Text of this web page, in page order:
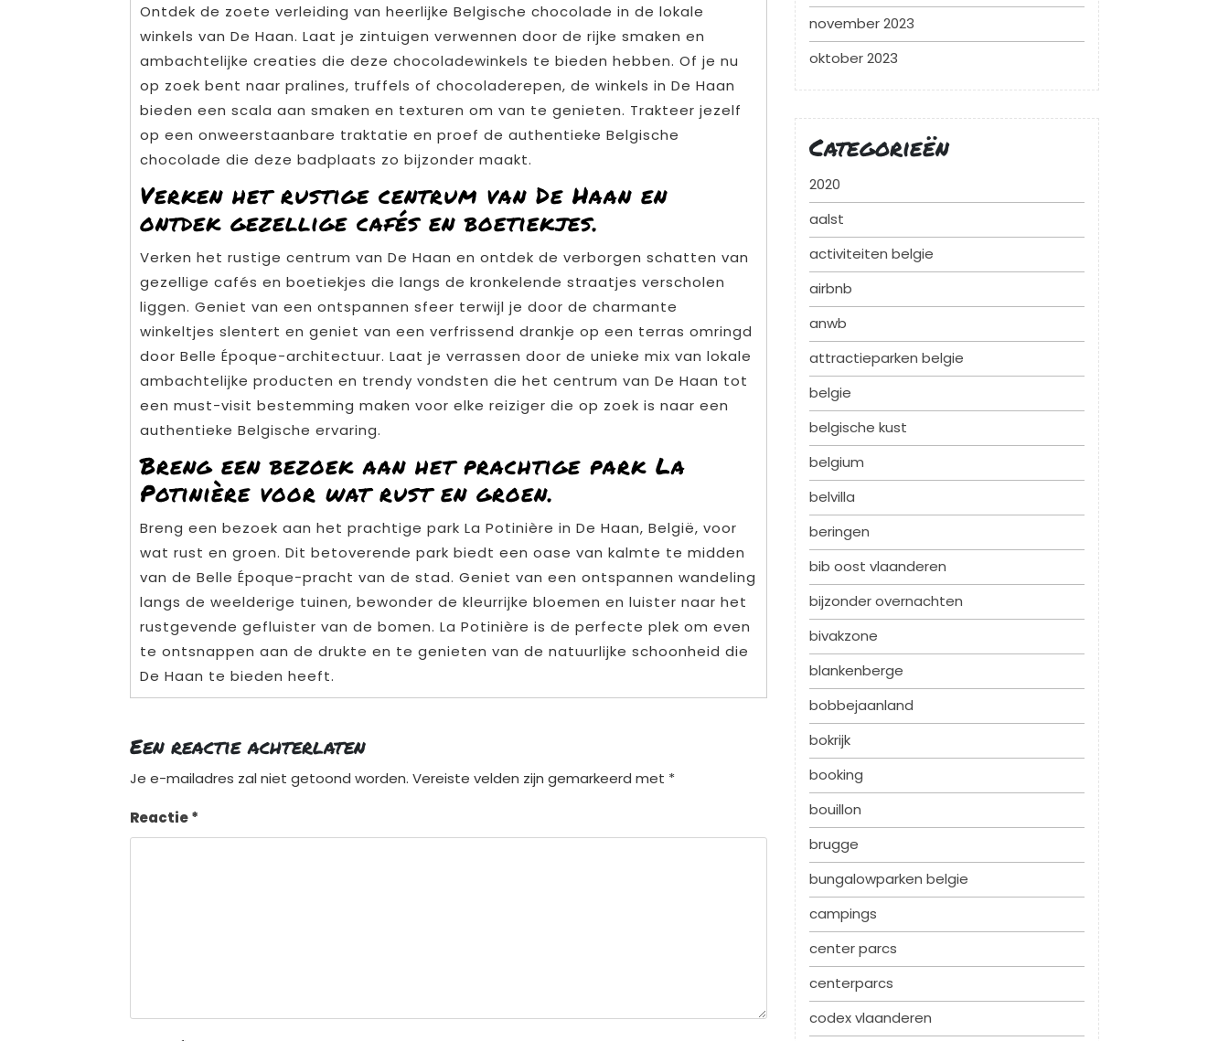
Ontdek de zoete verleiding van heerlijke Belgische chocolade in de lokale
winkels van De Haan. Laat je zintuigen verwennen door de rijke smaken en
ambachtelijke creaties die deze chocoladewinkels te bieden hebben. Of je nu
op zoek bent naar pralines, truffels of chocoladerepen, de winkels in De Haan
bieden een scala aan smaken en texturen om van te genieten. Trakteer jezelf
op een onweerstaanbare traktatie en proef de authentieke Belgische
chocolade die deze badplaats zo bijzonder maakt.
Verken het rustige centrum van De Haan en
ontdek gezellige cafés en boetiekjes.
Verken het rustige centrum van De Haan en ontdek de verborgen schatten van
gezellige cafés en boetiekjes die langs de kronkelende straatjes verscholen
liggen. Geniet van een ontspannen sfeer terwijl je door de charmante
winkeltjes slentert en geniet van een verfrissend drankje op een terras omringd
door Belle Époque-architectuur. Laat je verrassen door de unieke mix van lokale
ambachtelijke producten en trendy vondsten die het centrum van De Haan tot
een must-visit bestemming maken voor elke reiziger die op zoek is naar een
authentieke Belgische ervaring.
Breng een bezoek aan het prachtige park La
Potinière voor wat rust en groen.
Breng een bezoek aan het prachtige park La Potinière in De Haan, België, voor
wat rust en groen. Dit betoverende park biedt een oase van kalmte te midden
van de Belle Époque-pracht van de stad. Geniet van een ontspannen wandeling
langs de weelderige tuinen, bewonder de kleurrijke bloemen en luister naar het
rustgevende gefluister van de bomen. La Potinière is de perfecte plek om even
te ontsnappen aan de drukte en te genieten van de natuurlijke schoonheid die
De Haan te bieden heeft.
Een reactie achterlaten
Je e-mailadres zal niet getoond worden. Vereiste velden zijn gemarkeerd met *
Reactie*
november 2023
oktober 2023
Categorieën
2020
aalst
activiteiten belgie
airbnb
anwb
attractieparken belgie
belgie
belgische kust
belgium
belvilla
beringen
bib oost vlaanderen
bijzonder overnachten
bivakzone
blankenberge
bobbejaanland
bokrijk
booking
bouillon
brugge
bungalowparken belgie
campings
center parcs
centerparcs
codex vlaanderen